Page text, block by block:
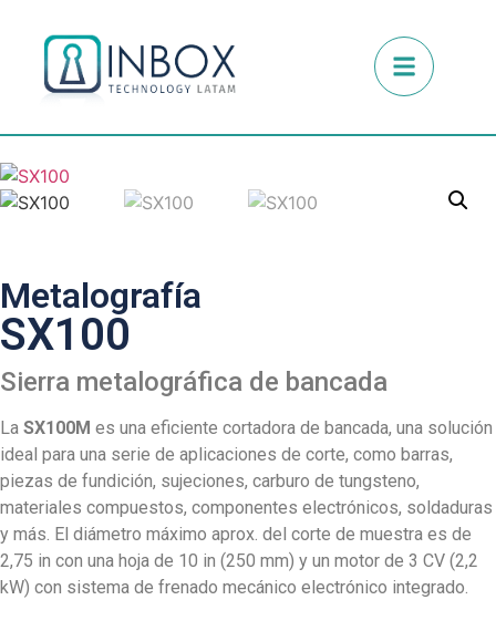
Metalografía
SX100
Sierra metalográfica de bancada
La SX100M es una eficiente cortadora de bancada, una solución
ideal para una serie de aplicaciones de corte, como barras,
piezas de fundición, sujeciones, carburo de tungsteno,
materiales compuestos, componentes electrónicos, soldaduras
y más. El diámetro máximo aprox. del corte de muestra es de
2,75 in con una hoja de 10 in (250 mm) y un motor de 3 CV (2,2
kW) con sistema de frenado mecánico electrónico integrado.